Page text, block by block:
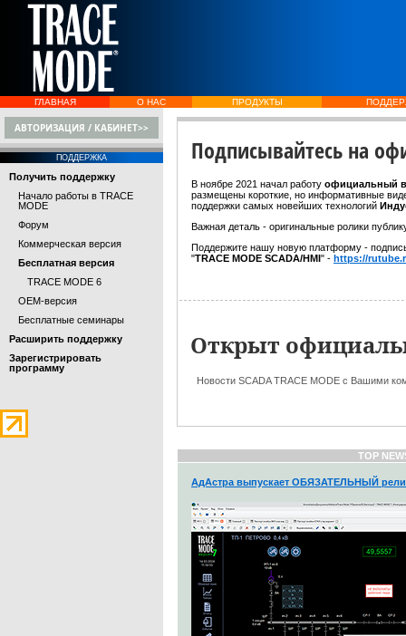
ГЛАВНАЯ О НАС ПРОДУКТЫ
АВТОРИЗАЦИЯ / КАБИНЕТ>>
ПОДДЕРЖКА
Получить поддержку
Начало работы в TRACE
MODE
Форум
Коммерческая версия
Бесплатная версия
TRACE MODE 6
OEM-версия
Бесплатные семинары
Расширить поддержку
Зарегистрировать
программу
Подписывайтесь на
В ноябре 2021 начал работу официальный
размещены короткие, но информативные
поддержки самых новейших технологий
Важная деталь - оригинальные ролики
Поддержите нашу новую платформу -
"TRACE MODE SCADA/HMI" - https://
Открыт
Новости SCADA TRACE MODE с Вашими
TOP
АдАстра выпускает ОБЯЗАТЕЛЬНЫЙ релиз